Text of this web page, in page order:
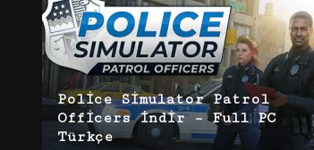
Police Simulator Patrol
Officers İndir – Full PC
Türkçe